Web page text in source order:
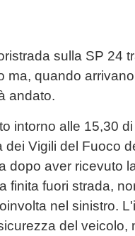
sulla SP 24
ma, quando
andato.
intorno alle 15,30
dei Vigili del Fuoco
dopo aver ricevuto
finita fuori strada,
nel sinistro.
del veicolo,